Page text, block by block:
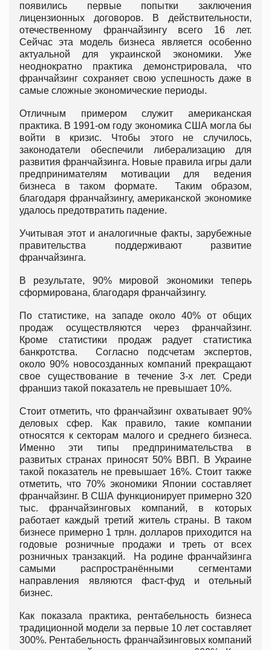
появились первые попытки заключения
лицензионных договоров. В действительности,
отечественному франчайзингу всего 16 лет.
Сейчас эта модель бизнеса является особенно
актуальной для украинской экономики. Уже
неоднократно практика демонстрировала, что
франчайзинг сохраняет свою успешность даже в
самые сложные экономические периоды.
Отличным примером служит американская
практика. В 1991-ом году экономика США могла бы
войти в кризис. Чтобы этого не случилось,
законодатели обеспечили либерализацию для
развития франчайзинга. Новые правила игры дали
предпринимателям мотивации для ведения
бизнеса в таком формате. Таким образом,
благодаря франчайзингу, американской экономике
удалось предотвратить падение.
Учитывая этот и аналогичные факты, зарубежные
правительства поддерживают развитие
франчайзинга.
В результате, 90% мировой экономики теперь
сформирована, благодаря франчайзингу.
По статистике, на западе около 40% от общих
продаж осуществляются через франчайзинг.
Кроме статистики продаж радует статистика
банкротства. Согласно подсчетам экспертов,
около 90% новосозданных компаний прекращают
свое существование в течение 3-х лет. Среди
франшиз такой показатель не превышает 10%.
Стоит отметить, что франчайзинг охватывает 90%
деловых сфер. Как правило, такие компании
относятся к секторам малого и среднего бизнеса.
Именно эти типы предпринимательства в
развитых странах приносят 50% ВВП. В Украине
такой показатель не превышает 16%. Стоит также
отметить, что 70% экономики Японии составляет
франчайзинг. В США функционирует примерно 320
тыс. франчайзинговых компаний, в которых
работает каждый третий житель страны. В таком
бизнесе примерно 1 трлн. долларов приходится на
годовые розничные продажи и треть от всех
розничных транзакций. На родине франчайзинга
самыми распространёнными сегментами
направления являются фаст-фуд и отельный
бизнес.
Как показала практика, рентабельность бизнеса
традиционной модели за первые 10 лет составляет
300%. Рентабельность франчайзинговых компаний